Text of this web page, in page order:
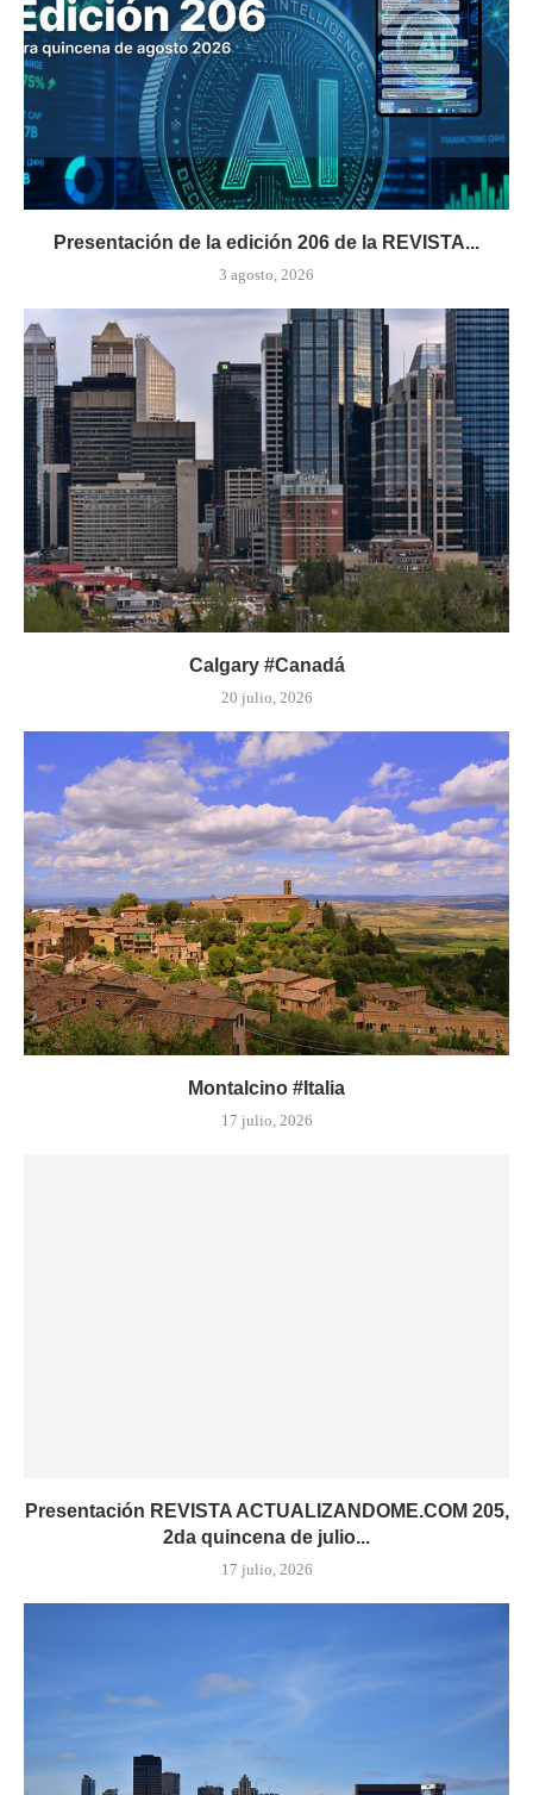
Presentación de la edición 206 de la REVISTA...
3 agosto, 2026
Calgary #Canadá
20 julio, 2026
Montalcino #Italia
17 julio, 2026
Presentación REVISTA ACTUALIZANDOME.COM 205,
2da quincena de julio...
17 julio, 2026